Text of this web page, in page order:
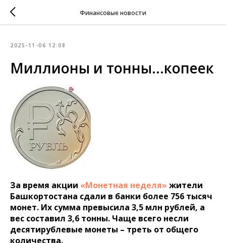
Финансовые новости
2025-11-06 12:08
Миллионы и тонны...копеек
За время акции «Монетная неделя» жители
Башкортостана сдали в банки более 756 тысяч
монет. Их сумма превысила 3,5 млн рублей, а
вес составил 3,6 тонны. Чаще всего несли
десятирублевые монеты – треть от общего
количества.